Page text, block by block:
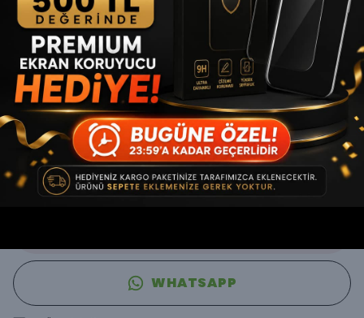
₺ 599.90
SEPETE EKLE
WHATSAPP